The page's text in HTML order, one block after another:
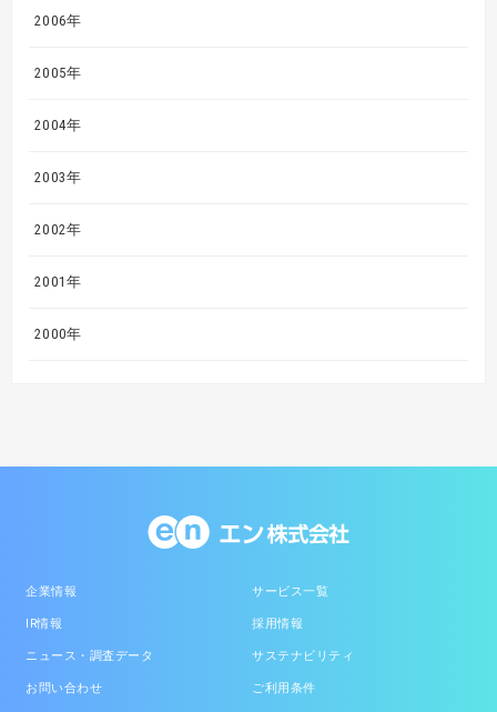
2006年
2005年
2004年
2003年
2002年
2001年
2000年
企業情報 サービス一覧
IR情報 採用情報
ニュース・調査データ サステナビリティ
お問い合わせ ご利用条件